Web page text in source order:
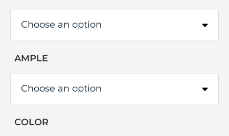
AMPLE
COLOR